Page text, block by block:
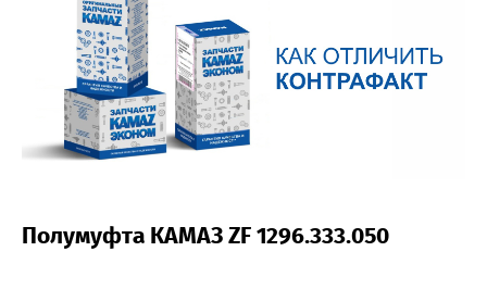
Полумуфта КАМАЗ ZF 1296.333.050